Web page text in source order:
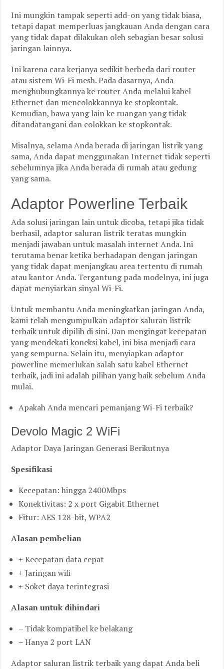
Ini mungkin tampak seperti add-on yang tidak biasa,
tetapi dapat memperluas jangkauan Anda dengan cara
yang tidak dapat dilakukan oleh sebagian besar solusi
jaringan lainnya.
Ini karena cara kerjanya sedikit berbeda dari router
atau sistem Wi-Fi mesh. Pada dasarnya, Anda
menghubungkannya ke router Anda melalui kabel
Ethernet dan mencolokkannya ke stopkontak.
Kemudian, bawa yang lain ke ruangan yang tidak
ditandatangani dan colokkan ke stopkontak.
Misalnya, selama Anda berada di jaringan listrik yang
sama, Anda dapat menggunakan Internet tidak seperti
sebelumnya jika Anda berada di rumah atau gedung
yang sama.
Adaptor Powerline Terbaik
Ada solusi jaringan lain untuk dicoba, tetapi jika tidak
berhasil, adaptor saluran listrik teratas mungkin
menjadi jawaban untuk masalah internet Anda. Ini
terutama benar ketika berhadapan dengan jaringan
yang tidak dapat menjangkau area tertentu di rumah
atau kantor Anda. Tergantung pada modelnya, ini juga
dapat menyiarkan sinyal Wi-Fi.
Untuk membantu Anda meningkatkan jaringan Anda,
kami telah mengumpulkan adaptor saluran listrik
terbaik untuk dipilih di sini. Dan mengingat kecepatan
yang mendekati koneksi kabel, ini bisa menjadi cara
yang sempurna. Selain itu, menyiapkan adaptor
powerline memerlukan salah satu kabel Ethernet
terbaik, jadi ini adalah pilihan yang baik sebelum Anda
mulai.
Apakah Anda mencari pemanjang Wi-Fi terbaik?
Devolo Magic 2 WiFi
Adaptor Daya Jaringan Generasi Berikutnya
Spesifikasi
Kecepatan: hingga 2400Mbps
Konektivitas: 2 x port Gigabit Ethernet
Fitur: AES 128-bit, WPA2
Alasan pembelian
+ Kecepatan data cepat
+ Jaringan wifi
+ Soket daya terintegrasi
Alasan untuk dihindari
– Tidak kompatibel ke belakang
– Hanya 2 port LAN
Adaptor saluran listrik terbaik yang dapat Anda beli